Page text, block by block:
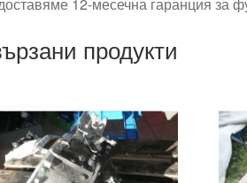
12-месечна гаранция за
продукти